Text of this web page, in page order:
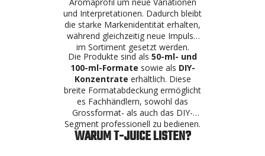
und Interpretationen. Dadurch bleibt
die starke Markenidentität erhalten,
während gleichzeitig neue Impulse
im Sortiment gesetzt werden.
Die Produkte sind als 50-ml- und
100-ml-Formate sowie als DIY-
Konzentrate erhältlich. Diese
breite Formatabdeckung ermöglicht
es Fachhändlern, sowohl das
Grossformat- als auch das DIY-
Segment professionell zu bedienen.
WARUM T-JUICE LISTEN?